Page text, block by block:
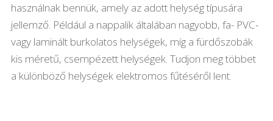
használnak bennük, amely az adott helység típusára
jellemző. Például a nappalik általában nagyobb, fa- PVC-
vagy laminált burkolatos helységek, míg a fürdőszobák
kis méretű, csempézett helységek. Tudjon meg többet
a különböző helységek elektromos fűtéséről lent.